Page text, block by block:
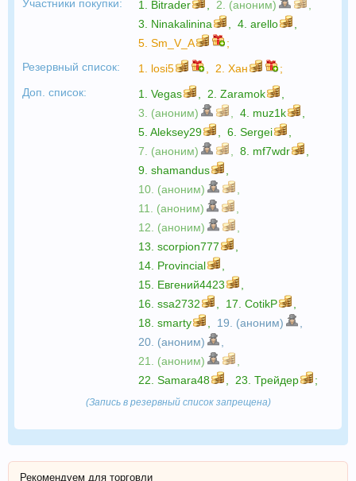
Участники покупки: 1. Bitrader 2. (аноним)
3. Ninakalinina 4. arello
5. Sm_V_A
;
Резервный список:
1. losi5 2. Хан
;
Доп. список:
1. Vegas 2. Zaramok
3. (аноним)
4. muz1k
5. Aleksey29 6. Sergei
7. (аноним)
8. mf7wdr
9. shamandus
10. (аноним)
11. (аноним)
12. (аноним)
13. scorpion777
14. Provincial
15. Евгений4423
16. ssa2732 17. CotikP
18. smarty 19. (аноним)
20. (аноним)
21. (аноним)
22. Samara48 23. Трейдер ;
(Запись в резервный список запрещена)
Рекомендуем для торговли